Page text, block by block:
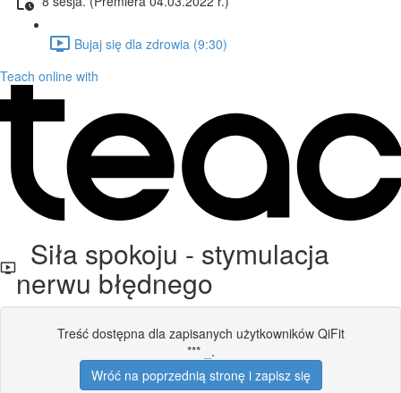
Bujaj się dla zdrowia (9:30)
Teach online with
Siła spokoju - stymulacja
nerwu błędnego
Treść dostępna dla zapisanych użytkowników QiFit
***
.
Wróć na poprzednią stronę i zapisz się